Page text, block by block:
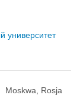
университет
Moskwa, Rosja